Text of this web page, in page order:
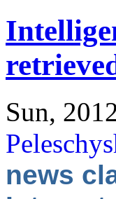
Sun,
news